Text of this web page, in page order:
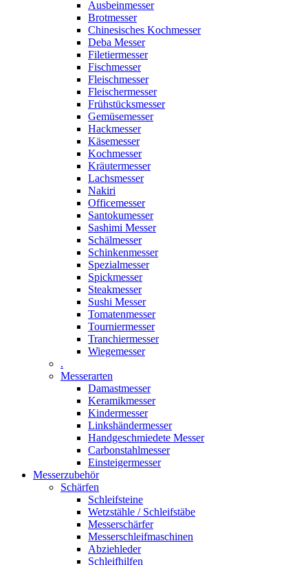
Ausbeinmesser
Brotmesser
Chinesisches Kochmesser
Deba Messer
Filetiermesser
Fischmesser
Fleischmesser
Fleischermesser
Frühstücksmesser
Gemüsemesser
Hackmesser
Käsemesser
Kochmesser
Kräutermesser
Lachsmesser
Nakiri
Officemesser
Santokumesser
Sashimi Messer
Schälmesser
Schinkenmesser
Spezialmesser
Spickmesser
Steakmesser
Sushi Messer
Tomatenmesser
Tourniermesser
Tranchiermesser
Wiegemesser
.
Messerarten
Damastmesser
Keramikmesser
Kindermesser
Linkshändermesser
Handgeschmiedete Messer
Carbonstahlmesser
Einsteigermesser
Messerzubehör
Schärfen
Schleifsteine
Wetzstähle / Schleifstäbe
Messerschärfer
Messerschleifmaschinen
Abziehleder
Schleifhilfen